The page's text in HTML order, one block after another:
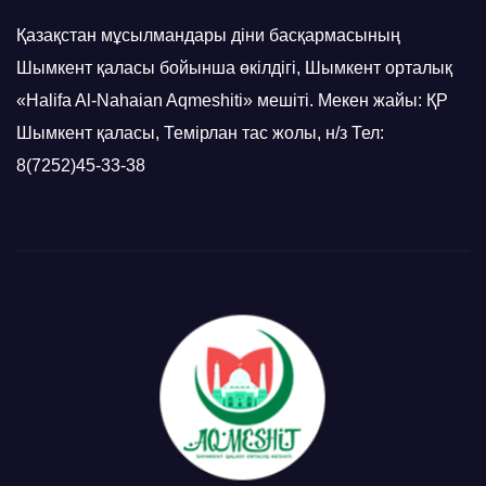
Қазақстан мұсылмандары діни басқармасының
Шымкент қаласы бойынша өкілдігі, Шымкент орталық
«Halifa Al-Nahaian Aqmeshiti» мешіті. Мекен жайы: ҚР
Шымкент қаласы, Темірлан тас жолы, н/з Тел:
8(7252)45-33-38